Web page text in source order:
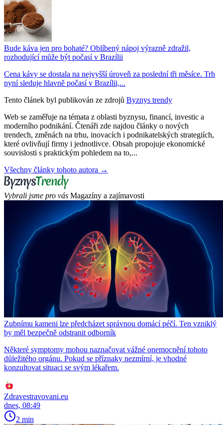
Bude káva jen pro bohaté? Oblíbený nápoj výrazně zdražil,
rozhodující může být počasí v Brazílii
Cena kávy se dostala na nejvyšší úroveň za poslední tři měsíce. Trh
nyní sleduje hlavně počasí v Brazílii,...
Tento článek byl publikován ze zdrojů Byznys trendy
Web se zaměřuje na témata z oblasti byznysu, financí, investic a
moderního podnikání. Čtenáři zde najdou články o nových
trendech, změnách na trhu, inovacích i podnikatelských strategiích,
které ovlivňují firmy i jednotlivce. Obsah propojuje ekonomické
souvislosti s praktickým pohledem na to,...
Všechny články tohoto autora →
Vybrali jsme pro vás Magazíny a zajímavosti
Zubnímu kameni lze předcházet správnou domácí péčí. Ten vzniklý
by měl bezpečně odstranit odborník
Některé symptomy mohou naznačovat vážné onemocnění tohoto
důležitého orgánu. Pokud se příznaky nezmírní, je vhodné
konzultovat situaci se svým lékařem.
Zdravestravovani.eu
dnes, 08:49
2 min